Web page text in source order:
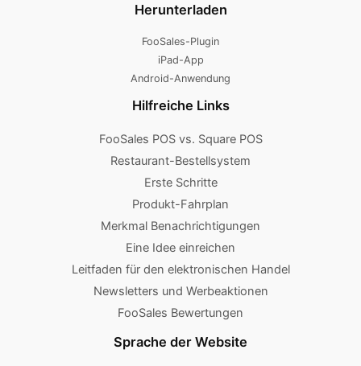
Herunterladen
FooSales-Plugin
iPad-App
Android-Anwendung
Hilfreiche Links
FooSales POS vs. Square POS
Restaurant-Bestellsystem
Erste Schritte
Produkt-Fahrplan
Merkmal Benachrichtigungen
Eine Idee einreichen
Leitfaden für den elektronischen Handel
Newsletters und Werbeaktionen
FooSales Bewertungen
Sprache der Website